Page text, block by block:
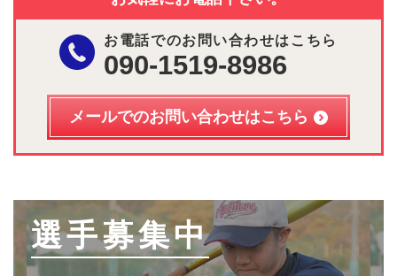
お電話でのお問い合わせはこちら
090-1519-8986
メールでのお問い合わせはこちら
選手募集中